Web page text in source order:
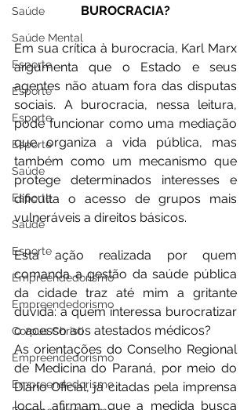
Saúde
Saúde Mental
Esporte
Esporte
Esporte
Esporte
Saúde
Esporte
Saúde
Esporte
Empreendedorismo
Empreendedorismo
Corpus Christi
Empreendedorismo
Empreendedorismo
BUROCRACIA?
Em sua crítica à burocracia, Karl Marx
argumenta que o Estado e seus
agentes não atuam fora das disputas
sociais. A burocracia, nessa leitura,
pode funcionar como uma mediação
que organiza a vida pública, mas
também como um mecanismo que
protege determinados interesses e
dificulta o acesso de grupos mais
vulneráveis a direitos básicos.
Esta ação realizada por quem
comanda a gestão da saúde pública
da cidade traz até mim a gritante
dúvida: a quem interessa burocratizar
o acesso aos atestados médicos?
As orientações do Conselho Regional
de Medicina do Paraná, por meio do
Diário Oficial, já citadas pela imprensa
local, afirmam que a medida busca